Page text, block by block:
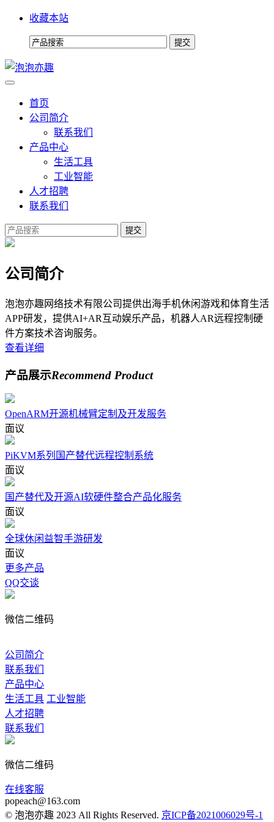
收藏本站
首页
公司简介
联系我们
产品中心
生活工具
工业智能
人才招聘
联系我们
提交
公司简介
泡泡亦趣网络技术有限公司提供出海手机休闲游戏和体育生活
APP研发，提供AI+AR互动娱乐产品，机器人AR远程控制硬
件方案技术咨询服务。
查看详细
产品展示Recommend Product
OpenARM开源机械臂定制及开发服务
面议
PiKVM系列国产替代远程控制系统
面议
国产替代及开源AI软硬件整合产品化服务
面议
全球休闲益智手游研发
面议
更多产品
QQ交谈
微信二维码
公司简介
联系我们
产品中心
生活工具 工业智能
人才招聘
联系我们
微信二维码
在线客服
popeach@163.com
© 泡泡亦趣 2023 All Rights Reserved. 京ICP备2021006029号-1